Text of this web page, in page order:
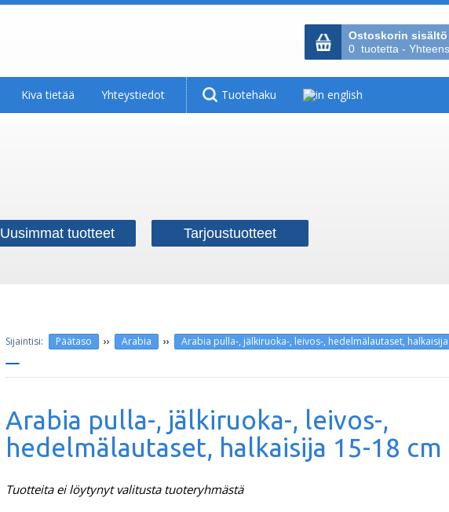
Ostoskorin sisältö
0 tuotetta -
Kiva tietää Yhteystiedot Tuotehaku
Uusimmat tuotteet Tarjoustuotteet
Päätaso ›› Arabia ›› Arabia pulla-, jälkiruoka-, leivos-, hedelmälautaset,
Arabia pulla-, jälkiruoka-, leivos-,
hedelmälautaset, halkaisija 15-18 cm
Tuotteita ei löytynyt valitusta tuoteryhmästä